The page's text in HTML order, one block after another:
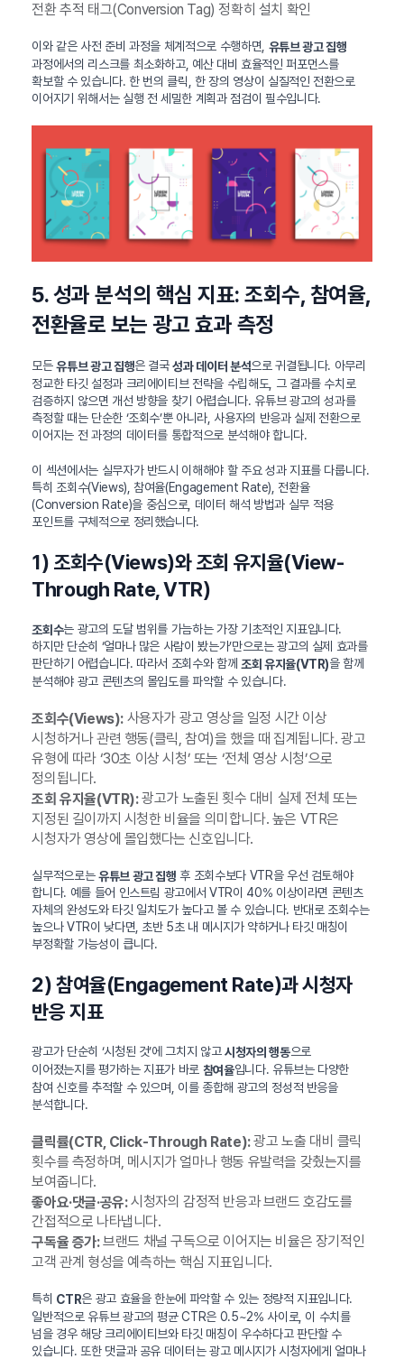
전환 추적 태그(Conversion Tag) 정확히 설치 확인
이와 같은 사전 준비 과정을 체계적으로 수행하면, 유튜브 광고 집행
과정에서의 리스크를 최소화하고, 예산 대비 효율적인 퍼포먼스를
확보할 수 있습니다. 한 번의 클릭, 한 장의 영상이 실질적인 전환으로
이어지기 위해서는 실행 전 세밀한 계획과 점검이 필수입니다.
5. 성과 분석의 핵심 지표: 조회수, 참여율,
전환율로 보는 광고 효과 측정
모든유튜브 광고 집행은 결국성과 데이터 분석으로 귀결됩니다. 아무리
정교한 타깃 설정과 크리에이티브 전략을 수립해도, 그 결과를 수치로
검증하지 않으면 개선 방향을 찾기 어렵습니다. 유튜브 광고의 성과를
측정할 때는 단순한 ‘조회수’뿐 아니라, 사용자의 반응과 실제 전환으로
이어지는 전 과정의 데이터를 통합적으로 분석해야 합니다.
이 섹션에서는 실무자가 반드시 이해해야 할 주요 성과 지표를 다룹니다.
특히 조회수(Views), 참여율(Engagement Rate), 전환율
(Conversion Rate)을 중심으로, 데이터 해석 방법과 실무 적용
포인트를 구체적으로 정리했습니다.
1) 조회수(Views)와 조회 유지율(View-
Through Rate, VTR)
조회수는 광고의 도달 범위를 가늠하는 가장 기초적인 지표입니다.
하지만 단순히 ‘얼마나 많은 사람이 봤는가’만으로는 광고의 실제 효과를
판단하기 어렵습니다. 따라서 조회수와 함께 조회 유지율(VTR)을 함께
분석해야 광고 콘텐츠의 몰입도를 파악할 수 있습니다.
조회수(Views):사용자가 광고 영상을 일정 시간 이상
시청하거나 관련 행동(클릭, 참여)을 했을 때 집계됩니다. 광고
유형에 따라 ‘30초 이상 시청’ 또는 ‘전체 영상 시청’으로
정의됩니다.
조회 유지율(VTR):광고가 노출된 횟수 대비 실제 전체 또는
지정된 길이까지 시청한 비율을 의미합니다. 높은 VTR은
시청자가 영상에 몰입했다는 신호입니다.
실무적으로는유튜브 광고 집행 후 조회수보다 VTR을 우선 검토해야
합니다. 예를 들어 인스트림 광고에서 VTR이 40% 이상이라면 콘텐츠
자체의 완성도와 타깃 일치도가 높다고 볼 수 있습니다. 반대로 조회수는
높으나 VTR이 낮다면, 초반 5초 내 메시지가 약하거나 타깃 매칭이
부정확할 가능성이 큽니다.
2) 참여율(Engagement Rate)과 시청자
반응 지표
광고가 단순히 ‘시청된 것’에 그치지 않고시청자의 행동으로
이어졌는지를 평가하는 지표가 바로 참여율입니다. 유튜브는 다양한
참여 신호를 추적할 수 있으며, 이를 종합해 광고의 정성적 반응을
분석합니다.
클릭률(CTR, Click-Through Rate):광고 노출 대비 클릭
횟수를 측정하며, 메시지가 얼마나 행동 유발력을 갖췄는지를
보여줍니다.
좋아요·댓글·공유:시청자의 감정적 반응과 브랜드 호감도를
간접적으로 나타냅니다.
구독율 증가:브랜드 채널 구독으로 이어지는 비율은 장기적인
고객 관계 형성을 예측하는 핵심 지표입니다.
특히 CTR은 광고 효율을 한눈에 파악할 수 있는 정량적 지표입니다.
일반적으로 유튜브 광고의 평균 CTR은 0.5~2% 사이로, 이 수치를
넘을 경우 해당 크리에이티브와 타깃 매칭이 우수하다고 판단할 수
있습니다. 또한 댓글과 공유 데이터는 광고 메시지가 시청자에게 얼마나